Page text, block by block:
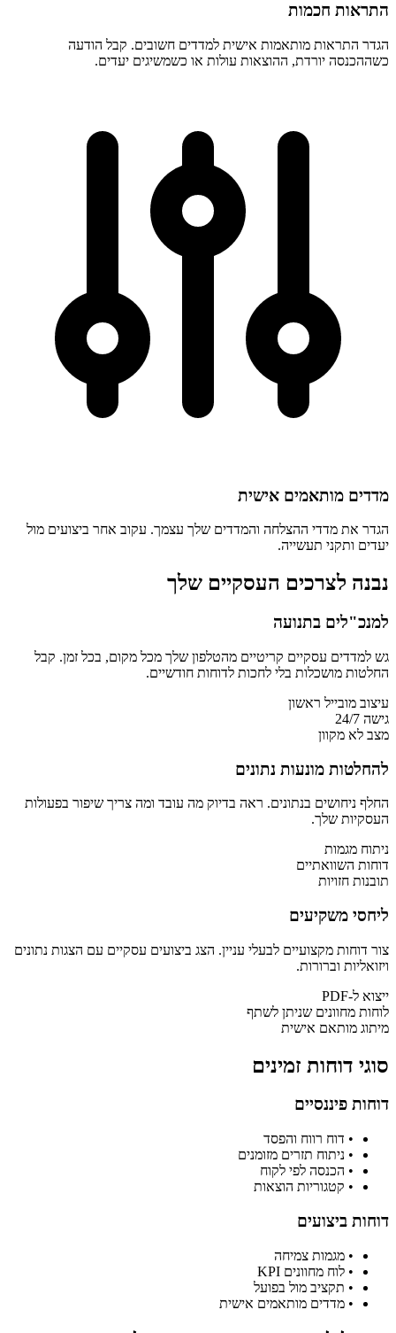
התראות חכמות
הגדר התראות מותאמות אישית למדדים חשובים. קבל הודעה
כשההכנסה יורדת, ההוצאות עולות או כשמשיגים יעדים.
מדדים מותאמים אישית
הגדר את מדדי ההצלחה והמדדים שלך עצמך. עקוב אחר ביצועים מול
יעדים ותקני תעשייה.
נבנה לצרכים העסקיים שלך
למנכ"לים בתנועה
גש למדדים עסקיים קריטיים מהטלפון שלך מכל מקום, בכל זמן. קבל
החלטות מושכלות בלי לחכות לדוחות חודשיים.
עיצוב מובייל ראשון
גישה 24/7
מצב לא מקוון
להחלטות מונעות נתונים
החלף ניחושים בנתונים. ראה בדיוק מה עובד ומה צריך שיפור בפעולות
העסקיות שלך.
ניתוח מגמות
דוחות השוואתיים
תובנות חזויות
ליחסי משקיעים
צור דוחות מקצועיים לבעלי עניין. הצג ביצועים עסקיים עם הצגות נתונים
ויזואליות וברורות.
ייצוא ל-PDF
לוחות מחוונים שניתן לשתף
מיתוג מותאם אישית
סוגי דוחות זמינים
דוחות פיננסיים
• דוח רווח והפסד
• ניתוח תזרים מזומנים
• הכנסה לפי לקוח
• קטגוריות הוצאות
דוחות ביצועים
• מגמות צמיחה
• לוח מחוונים KPI
• תקציב מול בפועל
• מדדים מותאמים אישית